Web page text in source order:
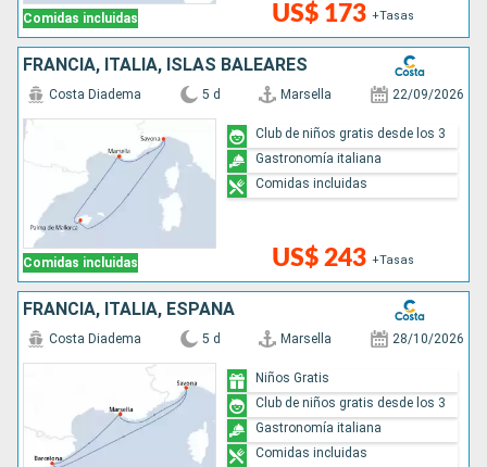
Comidas incluidas US$ 173 +Tasas
FRANCIA, ITALIA, ISLAS BALEARES
Comidas incluidas
Costa Diadema 5 d Marsella 22/09/2026
US$ 243 +Tasas
Club de niños gratis desde los 3
Gastronomía italiana
Comidas incluidas
FRANCIA, ITALIA, ESPAÑA
Costa Diadema 5 d Marsella 28/10/2026
Niños Gratis
Club de niños gratis desde los 3
Gastronomía italiana
Comidas incluidas